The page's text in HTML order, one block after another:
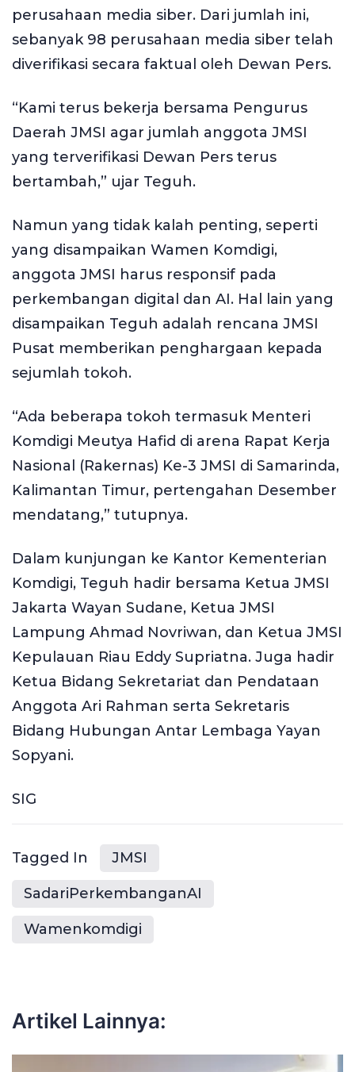
perusahaan media siber. Dari jumlah ini,
sebanyak 98 perusahaan media siber telah
diverifikasi secara faktual oleh Dewan Pers.
“Kami terus bekerja bersama Pengurus
Daerah JMSI agar jumlah anggota JMSI
yang terverifikasi Dewan Pers terus
bertambah,” ujar Teguh.
Namun yang tidak kalah penting, seperti
yang disampaikan Wamen Komdigi,
anggota JMSI harus responsif pada
perkembangan digital dan AI. Hal lain yang
disampaikan Teguh adalah rencana JMSI
Pusat memberikan penghargaan kepada
sejumlah tokoh.
“Ada beberapa tokoh termasuk Menteri
Komdigi Meutya Hafid di arena Rapat Kerja
Nasional (Rakernas) Ke-3 JMSI di Samarinda,
Kalimantan Timur, pertengahan Desember
mendatang,” tutupnya.
Dalam kunjungan ke Kantor Kementerian
Komdigi, Teguh hadir bersama Ketua JMSI
Jakarta Wayan Sudane, Ketua JMSI
Lampung Ahmad Novriwan, dan Ketua JMSI
Kepulauan Riau Eddy Supriatna. Juga hadir
Ketua Bidang Sekretariat dan Pendataan
Anggota Ari Rahman serta Sekretaris
Bidang Hubungan Antar Lembaga Yayan
Sopyani.
SIG
Tagged In JMSI
SadariPerkembanganAI
Wamenkomdigi
Artikel Lainnya: